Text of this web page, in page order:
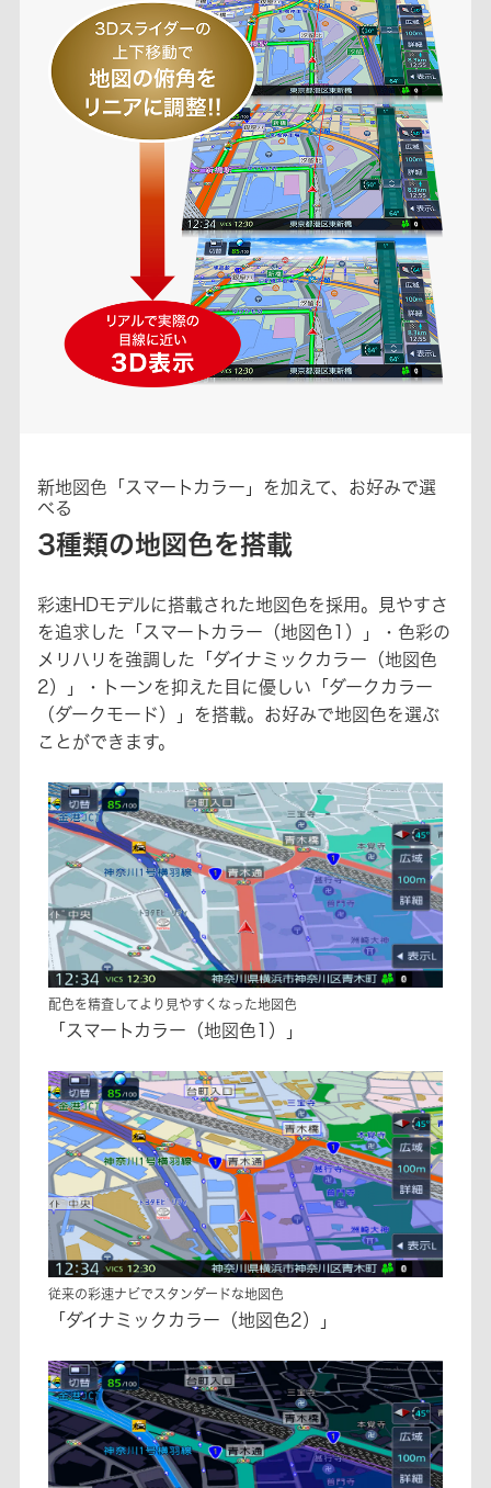
新地図色「スマートカラー」を加えて、お好みで選
べる
3種類の地図色を搭載
彩速HDモデルに搭載された地図色を採用。見やすさ
を追求した「スマートカラー（地図色1）」・色彩の
メリハリを強調した「ダイナミックカラー（地図色
2）」・トーンを抑えた目に優しい「ダークカラー
（ダークモード）」を搭載。お好みで地図色を選ぶ
ことができます。
配色を精査してより見やすくなった地図色
「スマートカラー（地図色1）」
従来の彩速ナビでスタンダードな地図色
「ダイナミックカラー（地図色2）」